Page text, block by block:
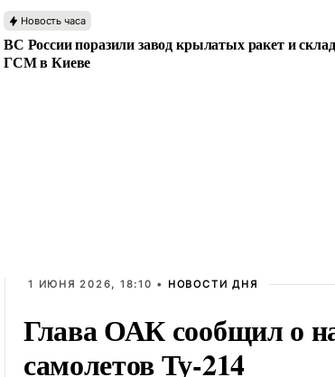
Новость часа
ВС России поразили завод крылатых ракет и склад
ГСМ в Киеве
1 ИЮНЯ 2026, 18:10 • НОВОСТИ ДНЯ
Глава ОАК сообщил о
самолетов Ту-214